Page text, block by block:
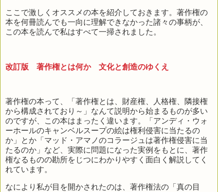
ここで激しくオススメの本を紹介しておきます。著作権の
本を何冊読んでも一向に理解できなかった諸々の事柄が、
この本を読んで私はすべて一掃されました。
改訂版 著作権とは何か 文化と創造のゆくえ
著作権の本って、「著作権とは、財産権、人格権、隣接権
から構成されており～」なんて説明から始まるものが多い
のですが、この本はまったく違います。「アンディ・ウォ
ーホールのキャンベルスープの絵は権利侵害に当たるの
か」とか「マッド・アマノのコラージュは著作権侵害に当
たるのか」など、実際に問題になった実例をもとに、著作
権なるものの勘所をじつにわかりやすく面白く解説してく
れています。
なにより私が目を開かされたのは、著作権法の「真の目